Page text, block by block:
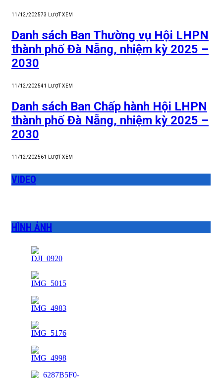
11/12/202573 LƯỢT XEM
Danh sách Ban Thường vụ Hội LHPN
thành phố Đà Nẵng, nhiệm kỳ 2025 –
2030
11/12/202541 LƯỢT XEM
Danh sách Ban Chấp hành Hội LHPN
thành phố Đà Nẵng, nhiệm kỳ 2025 –
2030
11/12/202561 LƯỢT XEM
VIDEO
HÌNH ẢNH